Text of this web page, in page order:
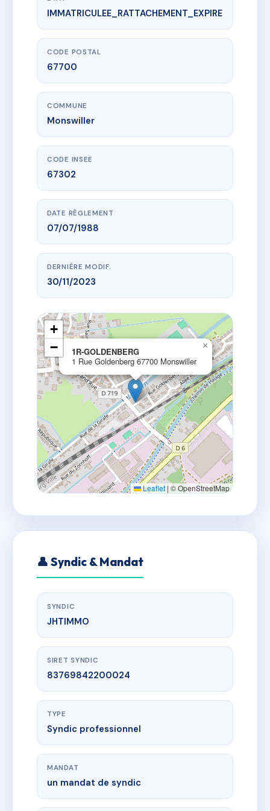
www.vme.plus/AI4186730
1R-GOLDENBERG
1 Rue Goldenberg
IMMATRICULEE_RATTACHEMENT_EXPIRE
CODE POSTAL
67700
COMMUNE
Monswiller
CODE INSEE
67302
DATE RÈGLEMENT
07/07/1988
DERNIÈRE MODIF.
30/11/2023
1R-GOLDENBERG
1 Rue Goldenberg 67700 Monswiller
×
+
−
Leaflet | © OpenStreetMap
👤 Syndic & Mandat
SYNDIC
JHTIMMO
SIRET SYNDIC
83769842200024
TYPE
Syndic professionnel
MANDAT
un mandat de syndic